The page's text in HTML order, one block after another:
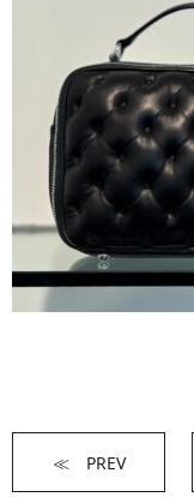
≪ PREV